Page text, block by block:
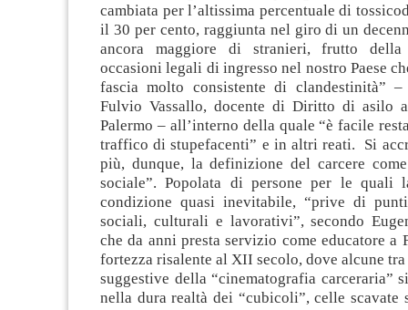
cambiata per l’altissima percentuale di
il 30 per cento, raggiunta nel giro di un
ancora maggiore di stranieri, frutto della
occasioni legali di ingresso nel nostro Paese
fascia molto consistente di clandestinità”
Fulvio Vassallo, docente di Diritto di asilo
Palermo – all’interno della quale “è facile
traffico di stupefacenti” e in altri reati. Si
più, dunque, la definizione del carcere
sociale”. Popolata di persone per le quali
condizione quasi inevitabile, “prive di
sociali, culturali e lavorativi”, secondo
che da anni presta servizio come educatore a
fortezza risalente al XII secolo, dove alcune
suggestive della “cinematografia carceraria”
nella dura realtà dei “cubicoli”, celle scavate